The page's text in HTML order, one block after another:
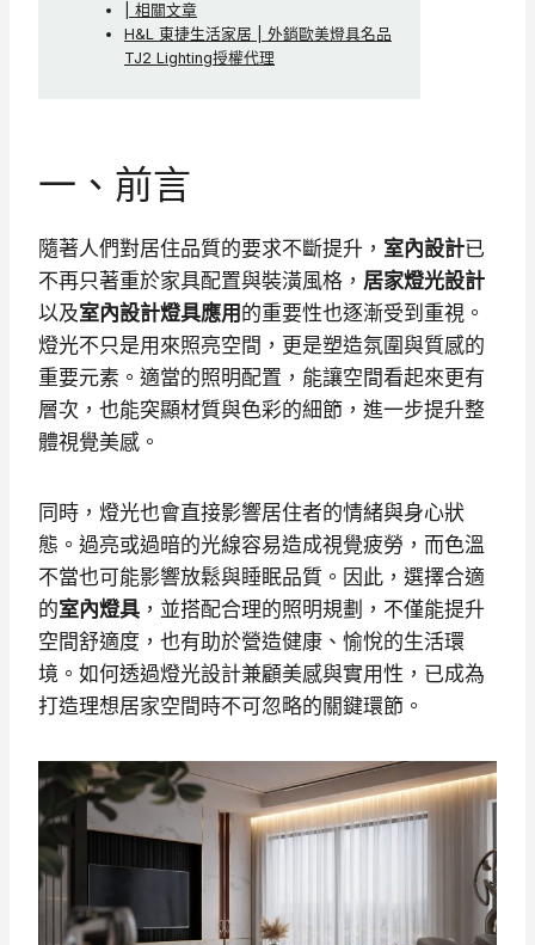
| 相關文章
H&L 東捷生活家居 | 外銷歐美燈具名品
TJ2 Lighting授權代理
一、前言
隨著人們對居住品質的要求不斷提升， 室內設計已
不再只著重於家具配置與裝潢風格， 居家燈光設計
以及室內設計燈具應用 的重要性也逐漸受到重視。
燈光不只是用來照亮空間，更是塑造氛圍與質感的
重要元素。適當的照明配置，能讓空間看起來更有
層次，也能突顯材質與色彩的細節，進一步提升整
體視覺美感。
同時，燈光也會直接影響居住者的情緒與身心狀
態。過亮或過暗的光線容易造成視覺疲勞，而色溫
不當也可能影響放鬆與睡眠品質。因此，選擇合適
的室內燈具 ，並搭配合理的照明規劃，不僅能提升
空間舒適度，也有助於營造健康、愉悅的生活環
境。如何透過燈光設計兼顧美感與實用性，已成為
打造理想居家空間時不可忽略的關鍵環節。